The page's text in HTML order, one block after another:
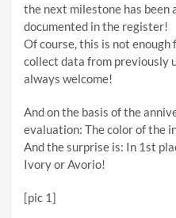
the next milestone has been
documented in the register!
Of course, this is not enough
collect data from previously
always welcome!
And on the basis of the
evaluation: The color of the
And the surprise is: In 1st
Ivory or Avorio!
[pic 1]